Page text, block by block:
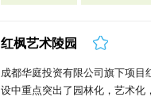
红枫艺术陵园
成都华庭投资有限公司旗下项目
设中重点突出了园林化，艺术化